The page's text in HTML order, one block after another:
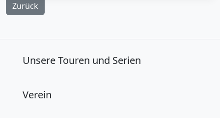
Zurück
Unsere Touren und Serien
Verein